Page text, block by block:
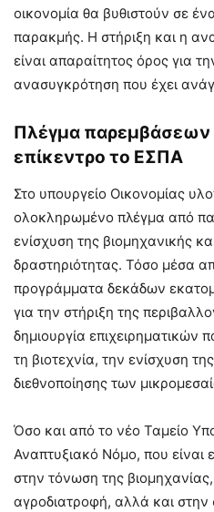
οικονομία θα βυθιστούν σε
παρακμής. Η στήριξη και η
είναι απαραίτητος όρος για
ανασυγκρότηση που έχει
Πλέγμα παρεμβάσεων
επίκεντρο το ΕΣΠΑ
Στο υπουργείο Οικονομίας
ολοκληρωμένο πλέγμα από
ενίσχυση της βιομηχανικής
δραστηριότητας. Τόσο μέσα
προγράμματα δεκάδων
για την στήριξη της
δημιουργία επιχειρηματικών
τη βιοτεχνία, την ενίσχυση
διεθνοποίησης των
Όσο και από το νέο Ταμείο
Αναπτυξιακό Νόμο, που είναι
στην τόνωση της
αγροδιατροφή, αλλά και στην